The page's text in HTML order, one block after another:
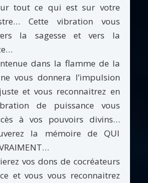
tout ce qui est sur votre
Cette vibration vous
la sagesse et vers la
dans la flamme de la
vous donnera l’impulsion
et vous reconnaitrez en
de puissance vous
à vos pouvoirs divins…
la mémoire de QUI
vos dons de cocréateurs
et vous vous reconnaitrez